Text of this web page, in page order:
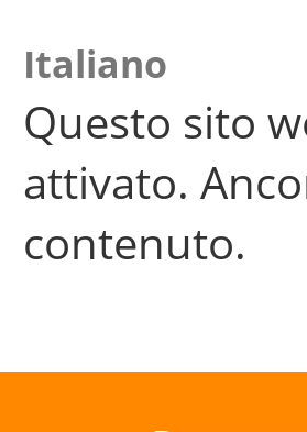
Italiano
Questo sito
attivato.
contenuto.